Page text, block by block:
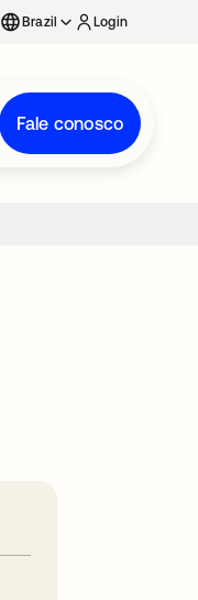
Brazil Login
Fale conosco